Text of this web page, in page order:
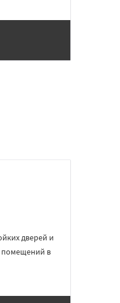
дверей и
помещений в